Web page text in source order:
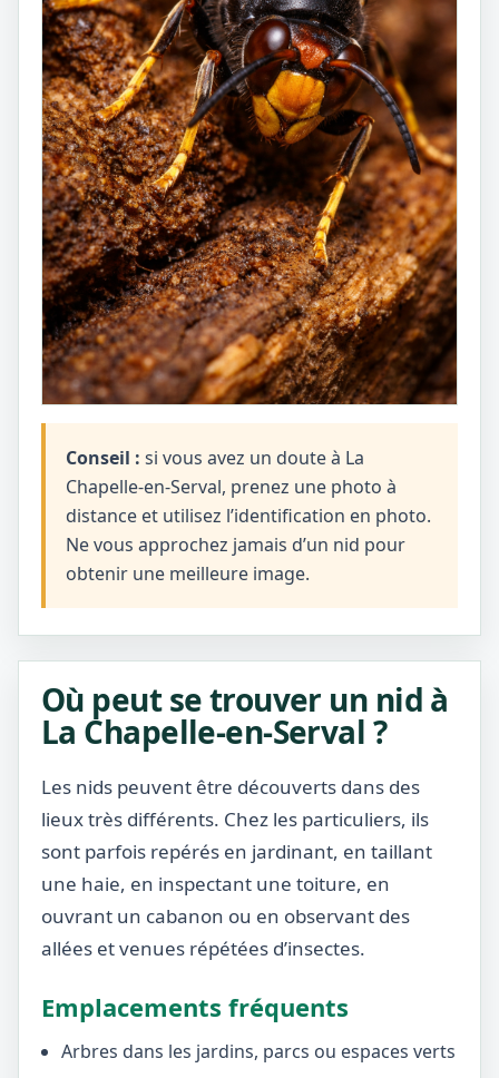
Conseil : si vous avez un doute à La
Chapelle-en-Serval, prenez une photo à
distance et utilisez l’identification en photo.
Ne vous approchez jamais d’un nid pour
obtenir une meilleure image.
Où peut se trouver un nid à
La Chapelle-en-Serval ?
Les nids peuvent être découverts dans des
lieux très différents. Chez les particuliers, ils
sont parfois repérés en jardinant, en taillant
une haie, en inspectant une toiture, en
ouvrant un cabanon ou en observant des
allées et venues répétées d’insectes.
Emplacements fréquents
Arbres dans les jardins, parcs ou espaces verts